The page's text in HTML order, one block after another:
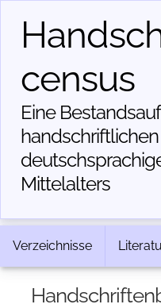
census
Eine
Mittelalters
Verzeichnisse